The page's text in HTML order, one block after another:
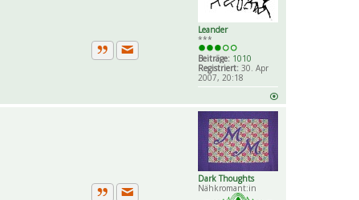
Leander
***
Beiträge: 1010
Registriert: 30. Apr
2007, 20:18
ZitatPrivate Nachricht senden
Dark Thoughts
Nähkromant:in